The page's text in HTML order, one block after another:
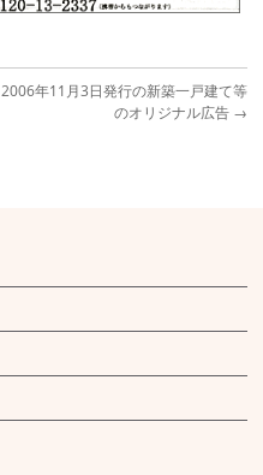
2006年11月3日発行の新築一戸建て等
のオリジナル広告 →